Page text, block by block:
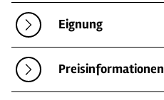
Eignung
Preisinformationen